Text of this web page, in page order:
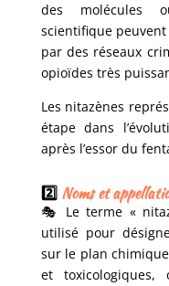
des molécules
scientifique
par des réseaux
opioïdes très
Les nitazènes
étape dans
après l’essor du
2️⃣ Noms et
🎭 Le terme «
utilisé pour
sur le plan
et toxicologiques,